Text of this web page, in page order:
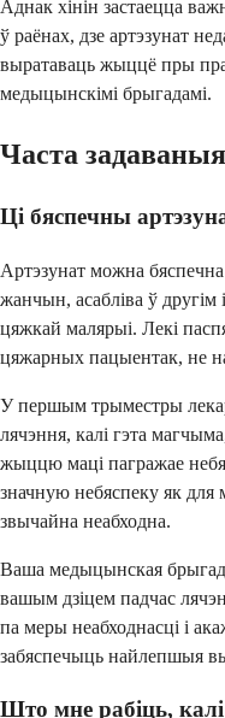
Аднак хінін застаецца
ў раёнах, дзе артэзунат
выратаваць жыццё пры
медыцынскімі брыгадамі.
Часта
Ці бяспечны
Артэзунат можна
жанчын, асабліва ў другім
цяжкай малярыі. Лекі
цяжарных пацыентак, не
У першым трыместры
лячэння, калі гэта
жыццю маці пагражае
значную небяспеку як для
звычайна неабходна.
Ваша медыцынская
вашым дзіцем падчас
па меры неабходнасці і
забяспечыць найлепшыя
Што мне рабіць,